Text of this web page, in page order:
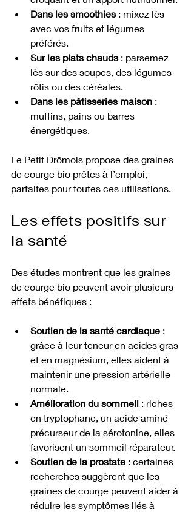
Dans les smoothies : mixez lès
avec vos fruits et légumes
préférés.
Sur les plats chauds : parsemez
lès sur des soupes, des légumes
rôtis ou des céréales.
Dans les pâtisseries maison :
muffins, pains ou barres
énergétiques.
Le Petit Drômois propose des graines
de courge bio prêtes à l’emploi,
parfaites pour toutes ces utilisations.
Les effets positifs sur
la santé
Des études montrent que les graines
de courge bio peuvent avoir plusieurs
effets bénéfiques :
Soutien de la santé cardiaque :
grâce à leur teneur en acides gras
et en magnésium, elles aident à
maintenir une pression artérielle
normale.
Amélioration du sommeil : riches
en tryptophane, un acide aminé
précurseur de la sérotonine, elles
favorisent un sommeil réparateur.
Soutien de la prostate : certaines
recherches suggèrent que les
graines de courge peuvent aider à
réduire les symptômes liés à